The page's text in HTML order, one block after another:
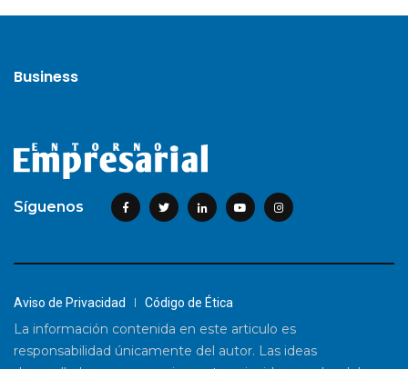
Business
Síguenos
Aviso de Privacidad Código de Ética
La información contenida en este articulo es
responsabilidad únicamente del autor. Las ideas